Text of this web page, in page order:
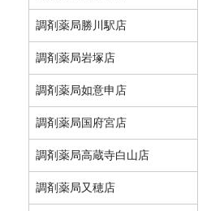
調剤薬局勝川駅店
調剤薬局岩塚店
調剤薬局如意申店
調剤薬局国府宮店
調剤薬局高蔵寺白山店
調剤薬局又穂店